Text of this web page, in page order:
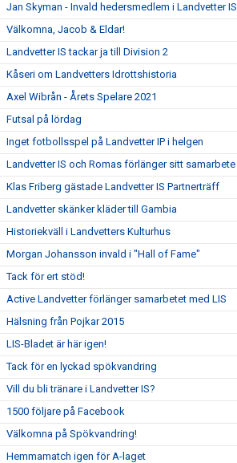
Jan Skyman - Invald hedersmedlem i Landvetter IS
Välkomna, Jacob & Eldar!
Landvetter IS tackar ja till Division 2
Kåseri om Landvetters Idrottshistoria
Axel Wibrån - Årets Spelare 2021
Futsal på lördag
Inget fotbollsspel på Landvetter IP i helgen
Landvetter IS och Romas förlänger sitt samarbete
Klas Friberg gästade Landvetter IS Partnerträff
Landvetter skänker kläder till Gambia
Historiekväll i Landvetters Kulturhus
Morgan Johansson invald i "Hall of Fame"
Tack för ert stöd!
Active Landvetter förlänger samarbetet med LIS
Hälsning från Pojkar 2015
LIS-Bladet är här igen!
Tack för en lyckad spökvandring
Vill du bli tränare i Landvetter IS?
1500 följare på Facebook
Välkomna på Spökvandring!
Hemmamatch igen för A-laget